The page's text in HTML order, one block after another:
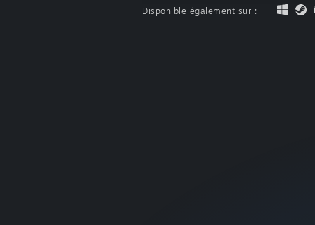
Disponible également sur :